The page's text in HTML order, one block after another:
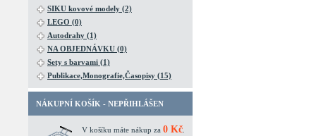
SIKU kovové modely (2)
LEGO (0)
Autodrahy (1)
NA OBJEDNÁVKU (0)
Sety s barvami (1)
Publikace,Monografie,Časopisy (15)
NÁKUPNÍ KOŠÍK - NEPŘIHLÁŠEN
V košíku máte nákup za 0 Kč